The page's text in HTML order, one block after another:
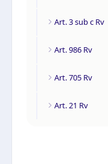
Art. 3 sub c Rv
Art. 986 Rv
Art. 705 Rv
Art. 21 Rv